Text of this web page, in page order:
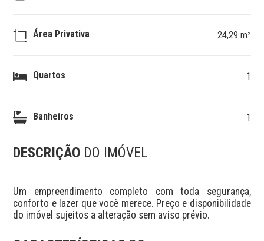
Área Privativa 24,29 m²
Quartos 1
Banheiros 1
DESCRIÇÃO DO IMÓVEL
Um empreendimento completo com toda segurança,
conforto e lazer que você merece. Preço e disponibilidade
do imóvel sujeitos a alteração sem aviso prévio.